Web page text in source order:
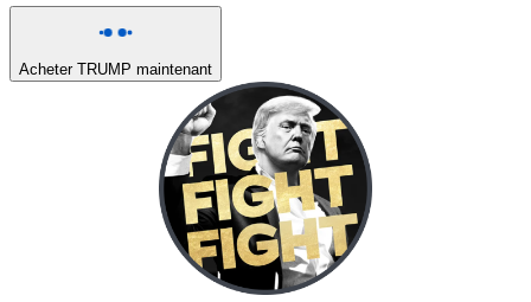
Acheter TRUMP maintenant